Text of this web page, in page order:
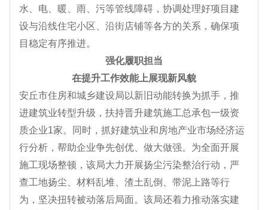
水、电、暖、雨、污等管线障碍，协调处理好项目建
设与沿线住宅小区、沿街店铺等各方的关系，确保项
目稳定有序推进。
强化履职担当
在提升工作效能上展现新风貌
安丘市住房和城乡建设局以新旧动能转换为抓手，推
进建筑业转型升级，扶持晋升建筑施工总承包一级资
质企业1家。同时，抓好建筑业和房地产业市场经济运
行分析，帮助企业争先创优、做大做强。为全面开展
施工现场整顿，该局大力开展扬尘污染整治行动，严
查工地扬尘、材料乱堆、渣土乱倒、带泥上路等行
为，坚决扭转被动落后局面。该局还着力推动落实建